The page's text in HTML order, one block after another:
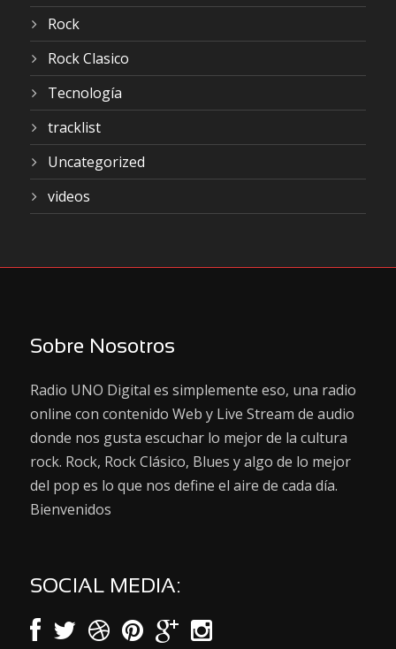
Rock
Rock Clasico
Tecnología
tracklist
Uncategorized
videos
Sobre Nosotros
Radio UNO Digital es simplemente eso, una radio
online con contenido Web y Live Stream de audio
donde nos gusta escuchar lo mejor de la cultura
rock. Rock, Rock Clásico, Blues y algo de lo mejor
del pop es lo que nos define el aire de cada día.
Bienvenidos
SOCIAL MEDIA: